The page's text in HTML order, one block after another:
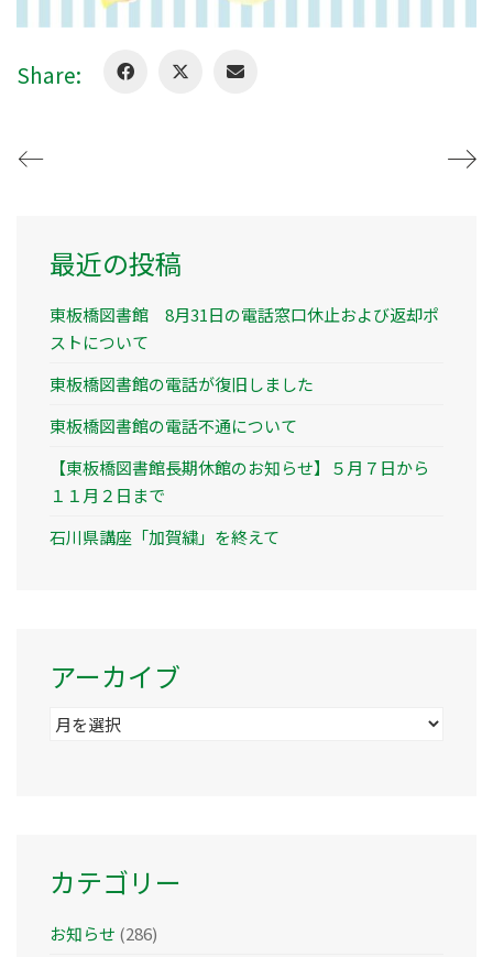
Share:
最近の投稿
東板橋図書館 8月31日の電話窓口休止および返却ポ
ストについて
東板橋図書館の電話が復旧しました
東板橋図書館の電話不通について
【東板橋図書館長期休館のお知らせ】５月７日から
１１月２日まで
石川県講座「加賀繍」を終えて
アーカイブ
ア
カテゴリー
お知らせ (286)